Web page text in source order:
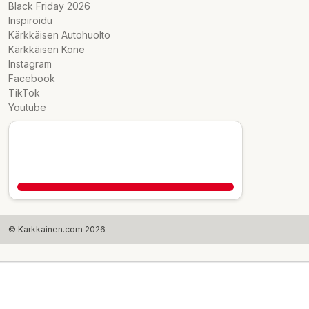
Black Friday 2026
Inspiroidu
Kärkkäisen Autohuolto
Kärkkäisen Kone
Instagram
Facebook
TikTok
Youtube
© Karkkainen.com 2026